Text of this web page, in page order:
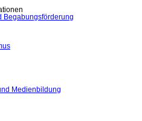
Begabungsförderung
Medienbildung